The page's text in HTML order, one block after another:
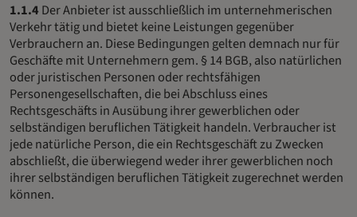
1.1.4 Der Anbieter ist ausschließlich im unternehmerischen
Verkehr tätig und bietet keine Leistungen gegenüber
Verbrauchern an. Diese Bedingungen gelten demnach nur für
Geschäfte mit Unternehmern gem. § 14 BGB, also natürlichen
oder juristischen Personen oder rechtsfähigen
Personengesellschaften, die bei Abschluss eines
Rechtsgeschäfts in Ausübung ihrer gewerblichen oder
selbständigen beruflichen Tätigkeit handeln. Verbraucher ist
jede natürliche Person, die ein Rechtsgeschäft zu Zwecken
abschließt, die überwiegend weder ihrer gewerblichen noch
ihrer selbständigen beruflichen Tätigkeit zugerechnet werden
können.